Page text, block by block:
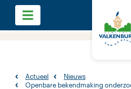
Actueel
Nieuws
Openbare bekendmaking